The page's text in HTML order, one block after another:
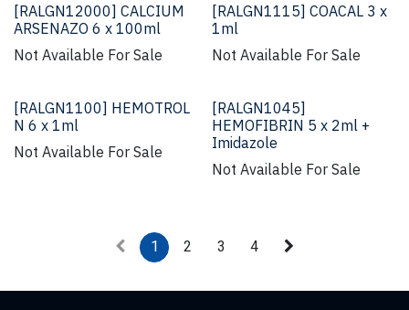
[RALGN12000] CALCIUM
ARSENAZO 6 x 100ml
Not Available For Sale
[RALGN1115] COACAL 3 x
1ml
Not Available For Sale
[RALGN1100] HEMOTROL
N 6 x 1ml
Not Available For Sale
[RALGN1045]
HEMOFIBRIN 5 x 2ml +
Imidazole
Not Available For Sale
1 2 3 4